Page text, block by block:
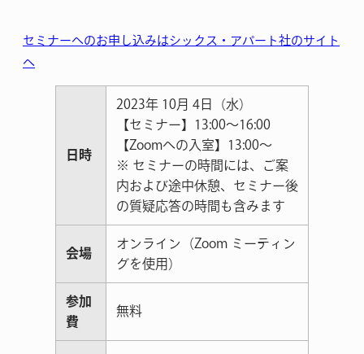
セミナーへのお申し込みはシックス・アパート社のサイト
へ
日時
2023年 10月 4日（水）
【セミナー】13:00～16:00
【Zoomへの入室】13:00〜
※ セミナーの時間には、ご案
内および途中休憩、セミナー後
の質疑応答の時間も含みます
会場
オンライン（Zoom ミーティン
グを使用）
参加
費
無料